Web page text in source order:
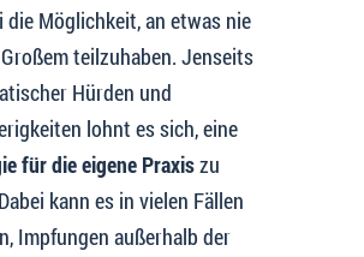
die Möglichkeit, an etwas nie
teilzuhaben. Jenseits
Hürden und
lohnt es sich, eine
für die eigene Praxiszu
kann es in vielen Fällen
Impfungen außerhalb der